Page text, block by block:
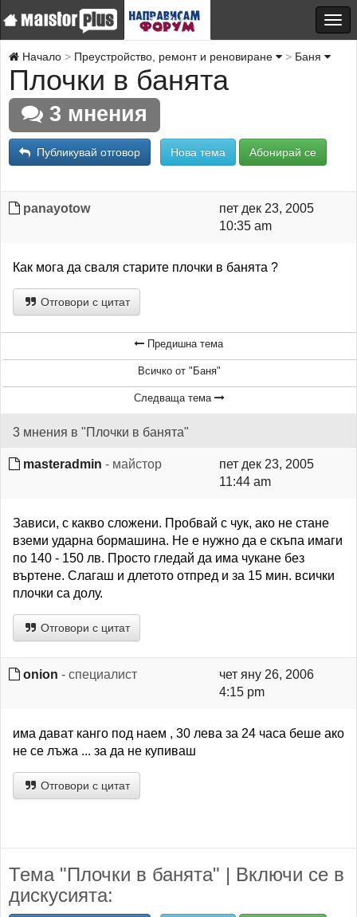
Начало Преустройство, ремонт и реновиране Баня
Плочки в банята
3 мнения
Публикувай отговор Нова тема Абонирай се
panayotow
пет дек 23, 2005
10:35 am
Как мога да сваля старите плочки в банята ?
Отговори с цитат
Предишна тема
Всичко от "Баня"
Следваща тема
3 мнения в "Плочки в банята"
masteradmin - майстор
пет дек 23, 2005
11:44 am
Зависи, с какво сложени. Пробвай с чук, ако не стане
вземи ударна бормашина. Не е нужно да е скъпа имаги
по 140 - 150 лв. Просто гледай да има чукане без
въртене. Слагаш и длетото отпред и за 15 мин. всички
плочки са долу.
Отговори с цитат
onion - специалист
чет яну 26, 2006
4:15 pm
има дават канго под наем , 30 лева за 24 часа беше ако
не се лъжа ... за да не купиваш
Отговори с цитат
Тема "Плочки в банята" | Включи се в
дискусията: